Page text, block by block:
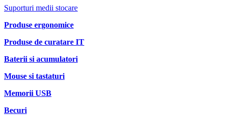
Suporturi medii stocare
Produse ergonomice
Produse de curatare IT
Baterii si acumulatori
Mouse si tastaturi
Memorii USB
Becuri